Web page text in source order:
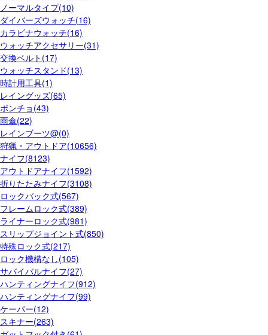
ノーマルタイプ(10)
ダイバーズウォッチ(16)
カラビナウォッチ(16)
ウォッチアクセサリー(31)
交換ベルト(17)
ウォッチスタンド(13)
時計用工具(1)
レイングッズ(65)
ポンチョ(43)
雨傘(22)
レインブーツ@(0)
狩猟・アウトドア(10656)
ナイフ(8123)
アウトドアナイフ(1592)
折りたたみナイフ(3108)
ロックバック式(567)
フレームロック式(389)
ライナーロック式(981)
スリップジョイント式(850)
特殊ロック式(217)
ロック機構なし(105)
サバイバルナイフ(27)
ハンティングナイフ(912)
ハンティングナイフ(99)
ケーパー(12)
スキナー(263)